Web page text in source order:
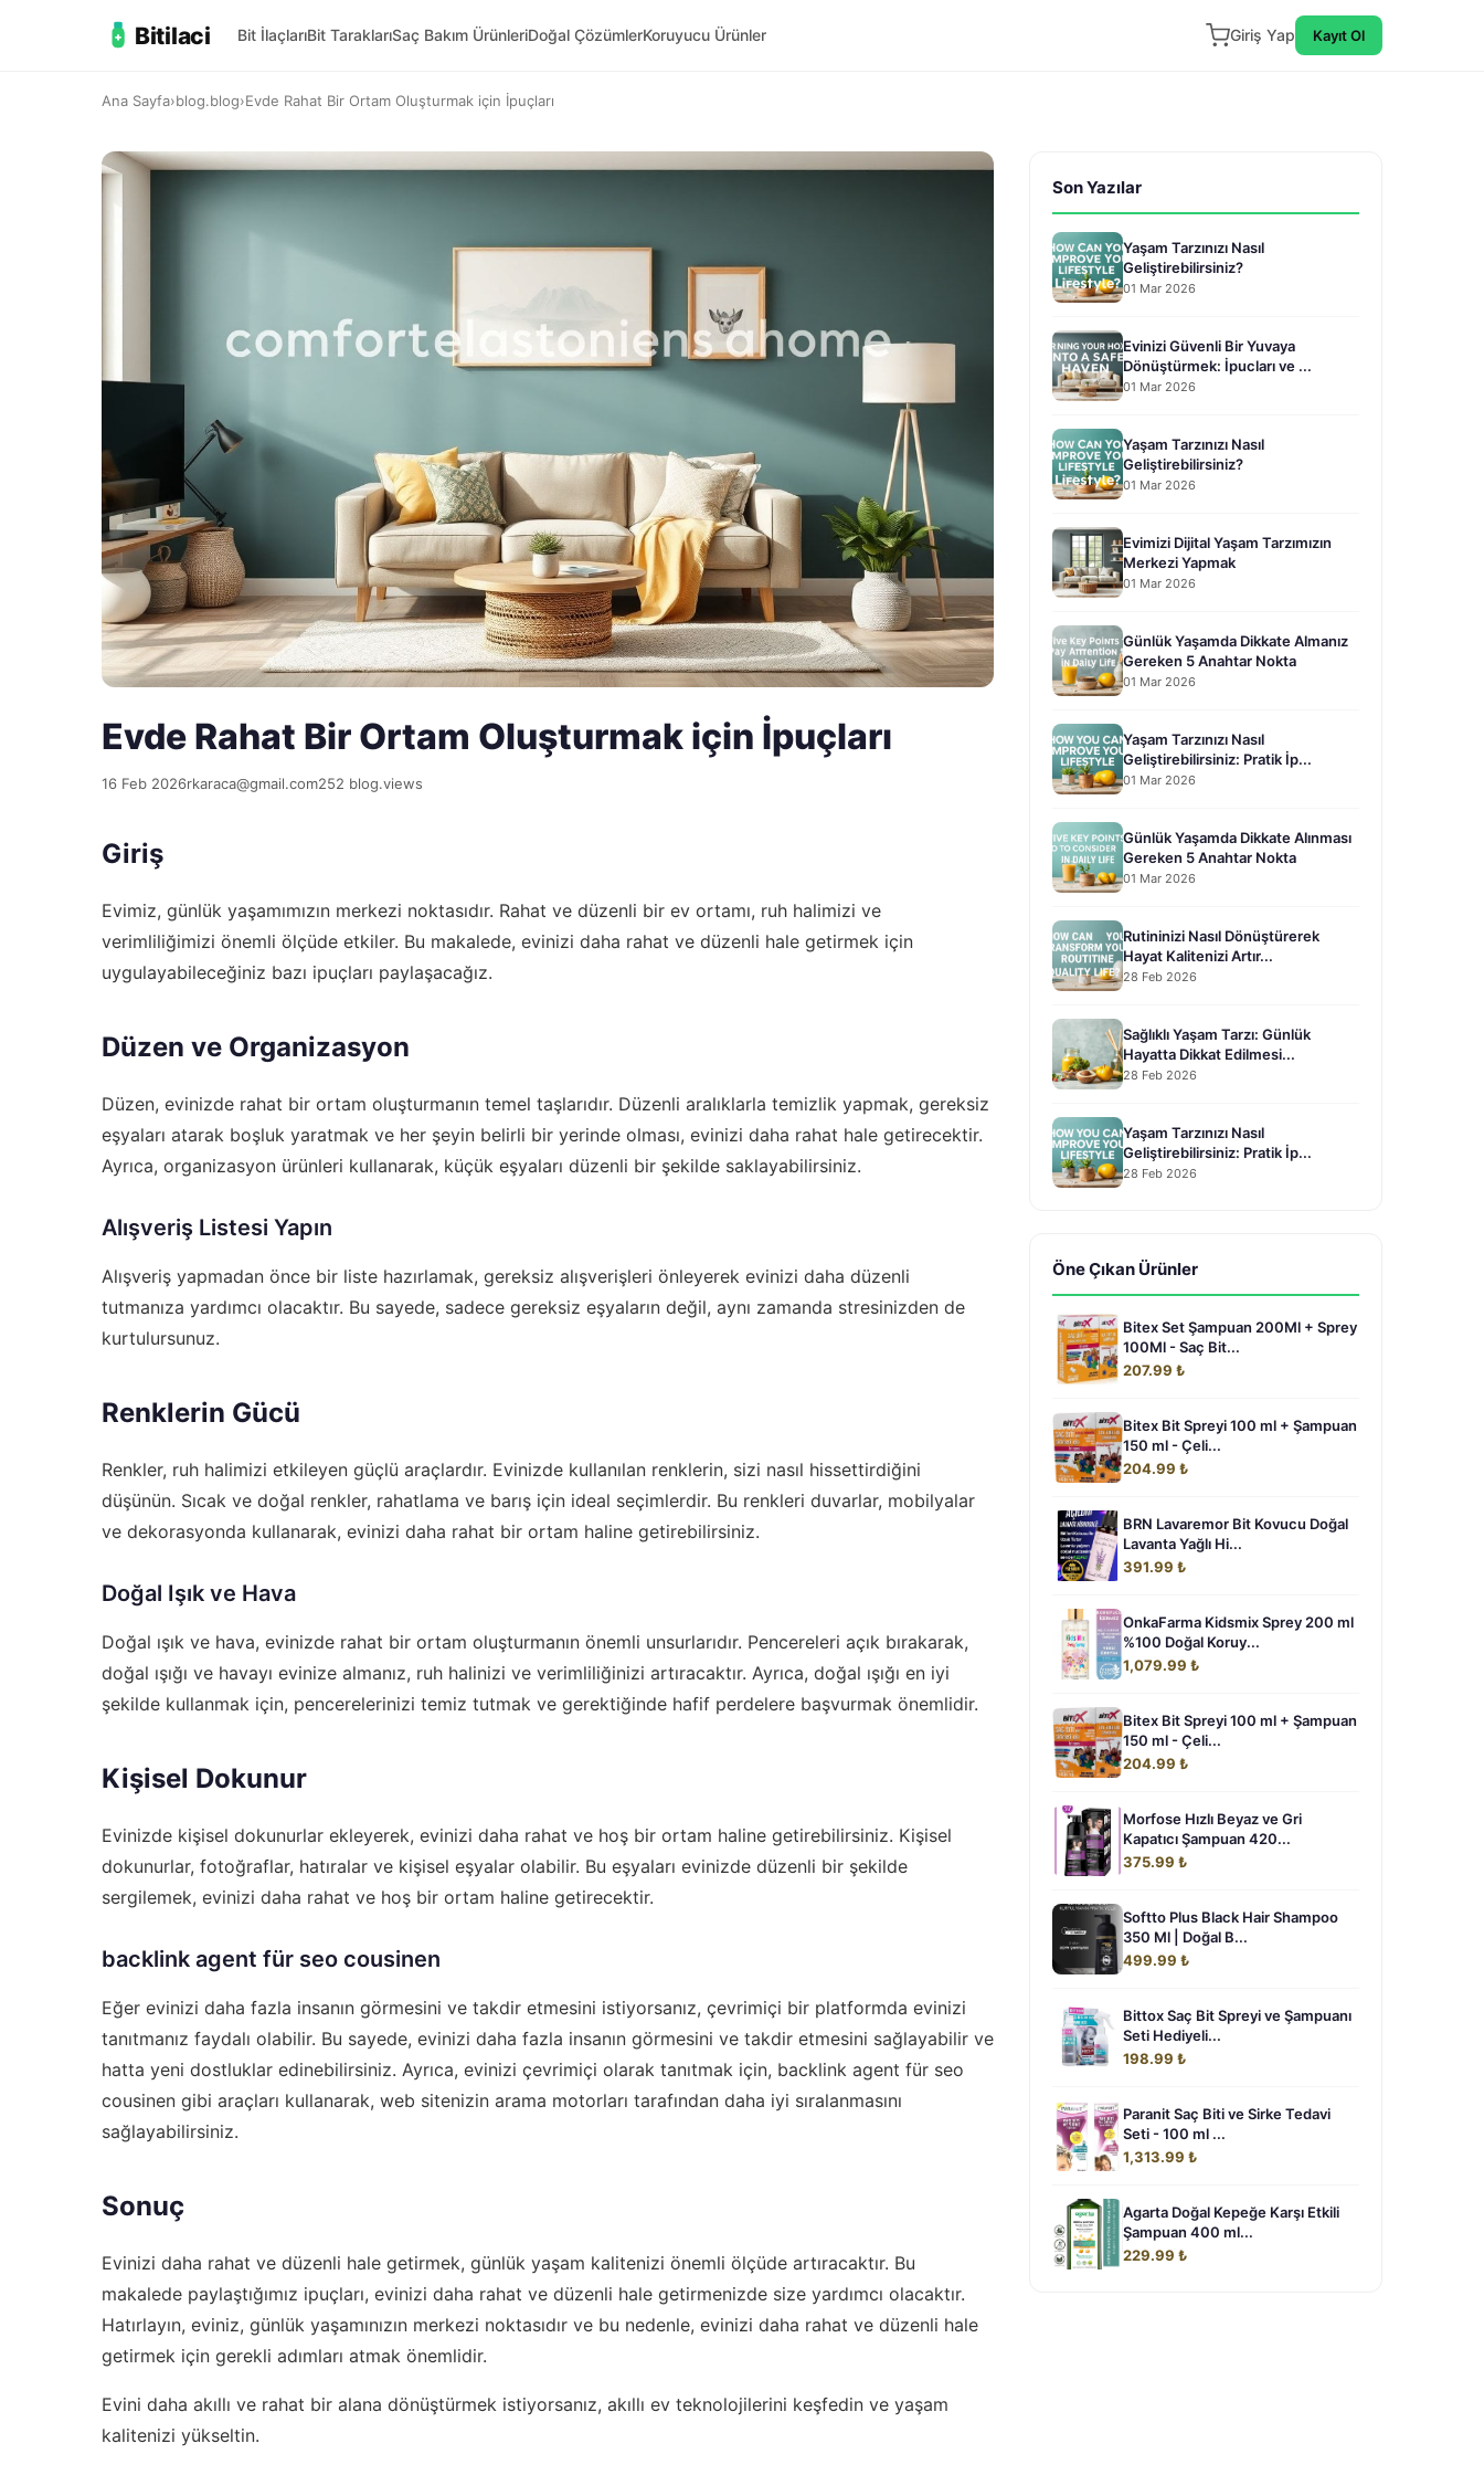
Bitilaci Bit İlaçlarıBit TaraklarıSaç Bakım ÜrünleriDoğal ÇözümlerKoruyucu Ürünler Giriş Yap Kayıt Ol
Ana Sayfa›blog.blog›Evde Rahat Bir Ortam Oluşturmak için İpuçları
Evde Rahat Bir Ortam Oluşturmak için İpuçları
16 Feb 2026rkaraca@gmail.com252 blog.views
Giriş
Evimiz, günlük yaşamımızın merkezi noktasıdır. Rahat ve düzenli bir ev ortamı, ruh halimizi ve
verimliliğimizi önemli ölçüde etkiler. Bu makalede, evinizi daha rahat ve düzenli hale getirmek için
uygulayabileceğiniz bazı ipuçları paylaşacağız.
Düzen ve Organizasyon
Düzen, evinizde rahat bir ortam oluşturmanın temel taşlarıdır. Düzenli aralıklarla temizlik yapmak, gereksiz
eşyaları atarak boşluk yaratmak ve her şeyin belirli bir yerinde olması, evinizi daha rahat hale getirecektir.
Ayrıca, organizasyon ürünleri kullanarak, küçük eşyaları düzenli bir şekilde saklayabilirsiniz.
Alışveriş Listesi Yapın
Alışveriş yapmadan önce bir liste hazırlamak, gereksiz alışverişleri önleyerek evinizi daha düzenli
tutmanıza yardımcı olacaktır. Bu sayede, sadece gereksiz eşyaların değil, aynı zamanda stresinizden de
kurtulursunuz.
Renklerin Gücü
Renkler, ruh halimizi etkileyen güçlü araçlardır. Evinizde kullanılan renklerin, sizi nasıl hissettirdiğini
düşünün. Sıcak ve doğal renkler, rahatlama ve barış için ideal seçimlerdir. Bu renkleri duvarlar, mobilyalar
ve dekorasyonda kullanarak, evinizi daha rahat bir ortam haline getirebilirsiniz.
Doğal Işık ve Hava
Doğal ışık ve hava, evinizde rahat bir ortam oluşturmanın önemli unsurlarıdır. Pencereleri açık bırakarak,
doğal ışığı ve havayı evinize almanız, ruh halinizi ve verimliliğinizi artıracaktır. Ayrıca, doğal ışığı en iyi
şekilde kullanmak için, pencerelerinizi temiz tutmak ve gerektiğinde hafif perdelere başvurmak önemlidir.
Kişisel Dokunur
Evinizde kişisel dokunurlar ekleyerek, evinizi daha rahat ve hoş bir ortam haline getirebilirsiniz. Kişisel
dokunurlar, fotoğraflar, hatıralar ve kişisel eşyalar olabilir. Bu eşyaları evinizde düzenli bir şekilde
sergilemek, evinizi daha rahat ve hoş bir ortam haline getirecektir.
backlink agent für seo cousinen
Eğer evinizi daha fazla insanın görmesini ve takdir etmesini istiyorsanız, çevrimiçi bir platformda evinizi
tanıtmanız faydalı olabilir. Bu sayede, evinizi daha fazla insanın görmesini ve takdir etmesini sağlayabilir ve
hatta yeni dostluklar edinebilirsiniz. Ayrıca, evinizi çevrimiçi olarak tanıtmak için, backlink agent für seo
cousinen gibi araçları kullanarak, web sitenizin arama motorları tarafından daha iyi sıralanmasını
sağlayabilirsiniz.
Sonuç
Evinizi daha rahat ve düzenli hale getirmek, günlük yaşam kalitenizi önemli ölçüde artıracaktır. Bu
makalede paylaştığımız ipuçları, evinizi daha rahat ve düzenli hale getirmenizde size yardımcı olacaktır.
Hatırlayın, eviniz, günlük yaşamınızın merkezi noktasıdır ve bu nedenle, evinizi daha rahat ve düzenli hale
getirmek için gerekli adımları atmak önemlidir.
Evini daha akıllı ve rahat bir alana dönüştürmek istiyorsanız, akıllı ev teknolojilerini keşfedin ve yaşam
kalitenizi yükseltin.
Son Yazılar
Yaşam Tarzınızı Nasıl
Geliştirebilirsiniz?
01 Mar 2026
Evinizi Güvenli Bir Yuvaya
Dönüştürmek: İpucları ve ...
01 Mar 2026
Yaşam Tarzınızı Nasıl
Geliştirebilirsiniz?
01 Mar 2026
Evimizi Dijital Yaşam Tarzımızın
Merkezi Yapmak
01 Mar 2026
Günlük Yaşamda Dikkate Almanız
Gereken 5 Anahtar Nokta
01 Mar 2026
Yaşam Tarzınızı Nasıl
Geliştirebilirsiniz: Pratik İp...
01 Mar 2026
Günlük Yaşamda Dikkate Alınması
Gereken 5 Anahtar Nokta
01 Mar 2026
Rutininizi Nasıl Dönüştürerek
Hayat Kalitenizi Artır...
28 Feb 2026
Sağlıklı Yaşam Tarzı: Günlük
Hayatta Dikkat Edilmesi...
28 Feb 2026
Yaşam Tarzınızı Nasıl
Geliştirebilirsiniz: Pratik İp...
28 Feb 2026
Öne Çıkan Ürünler
Bitex Set Şampuan 200Ml + Sprey
100Ml - Saç Bit...
207.99 ₺
Bitex Bit Spreyi 100 ml + Şampuan
150 ml - Çeli...
204.99 ₺
BRN Lavaremor Bit Kovucu Doğal
Lavanta Yağlı Hi...
391.99 ₺
OnkaFarma Kidsmix Sprey 200 ml
%100 Doğal Koruy...
1,079.99 ₺
Bitex Bit Spreyi 100 ml + Şampuan
150 ml - Çeli...
204.99 ₺
Morfose Hızlı Beyaz ve Gri
Kapatıcı Şampuan 420...
375.99 ₺
Softto Plus Black Hair Shampoo
350 Ml | Doğal B...
499.99 ₺
Bittox Saç Bit Spreyi ve Şampuanı
Seti Hediyeli...
198.99 ₺
Paranit Saç Biti ve Sirke Tedavi
Seti - 100 ml ...
1,313.99 ₺
Agarta Doğal Kepeğe Karşı Etkili
Şampuan 400 ml...
229.99 ₺